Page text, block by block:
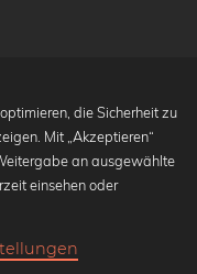
die Sicherheit zu
Mit „Akzeptieren“
an ausgewählte
einsehen oder